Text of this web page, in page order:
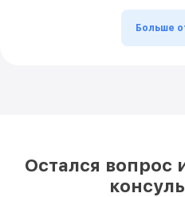
Больше
Остался вопрос